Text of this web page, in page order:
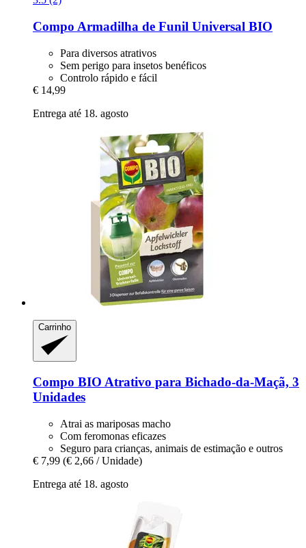
Compo Armadilha de Funil Universal BIO
Para diversos atrativos
Sem perigo para insetos benéficos
Controlo rápido e fácil
€ 14,99
Entrega até 18. agosto
Carrinho
Compo BIO Atrativo para Bichado-​da-​Maçã, 3
Unidades
Atrai as mariposas macho
Com feromonas eficazes
Seguro para crianças, animais de estimação e outros
€ 7,99 (€ 2,66 / Unidade)
Entrega até 18. agosto